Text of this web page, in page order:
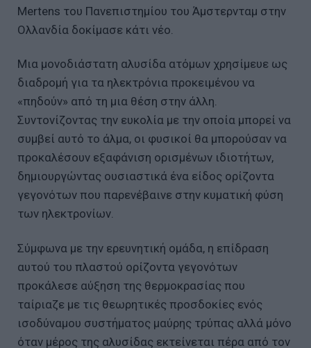
Mertens του Πανεπιστημίου του Άμστερνταμ στην
Ολλανδία δοκίμασε κάτι νέο.
Μια μονοδιάστατη αλυσίδα ατόμων χρησίμευε ως
διαδρομή για τα ηλεκτρόνια προκειμένου να
«πηδούν» από τη μια θέση στην άλλη.
Συντονίζοντας την ευκολία με την οποία μπορεί να
συμβεί αυτό το άλμα, οι φυσικοί θα μπορούσαν να
προκαλέσουν εξαφάνιση ορισμένων ιδιοτήτων,
δημιουργώντας ουσιαστικά ένα είδος ορίζοντα
γεγονότων που παρενέβαινε στην κυματική φύση
των ηλεκτρονίων.
Σύμφωνα με την ερευνητική ομάδα, η επίδραση
αυτού του πλαστού ορίζοντα γεγονότων
προκάλεσε αύξηση της θερμοκρασίας που
ταίριαζε με τις θεωρητικές προσδοκίες ενός
ισοδύναμου συστήματος μαύρης τρύπας αλλά μόνο
όταν μέρος της αλυσίδας εκτείνεται πέρα από τον